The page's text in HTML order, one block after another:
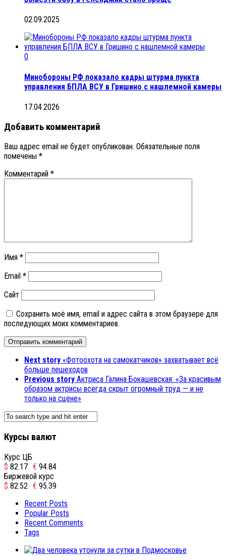
02.09.2025
0
Минобороны РФ показало кадры штурма пункта
управления БПЛА ВСУ в Гришино с нашлемной камеры
17.04.2026
Добавить комментарий
Ваш адрес email не будет опубликован. Обязательные поля
помечены *
Комментарий *
Имя *
Email *
Сайт
Сохранить моё имя, email и адрес сайта в этом браузере для
последующих моих комментариев.
Next story «Фотоохота на самокатчиков» захватывает всё
больше пешеходов
Previous story Актриса Галина Бокашевская: «За красивым
образом актрисы всегда скрыт огромный труд — и не
только на сцене»
Курсы валют
Курс ЦБ
$ 82.17 € 94.84
Биржевой курс
$ 82.52 € 95.39
Recent Posts
Popular Posts
Recent Comments
Tags